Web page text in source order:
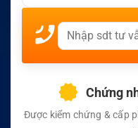
Chứng
Được kiểm chứng & cấp